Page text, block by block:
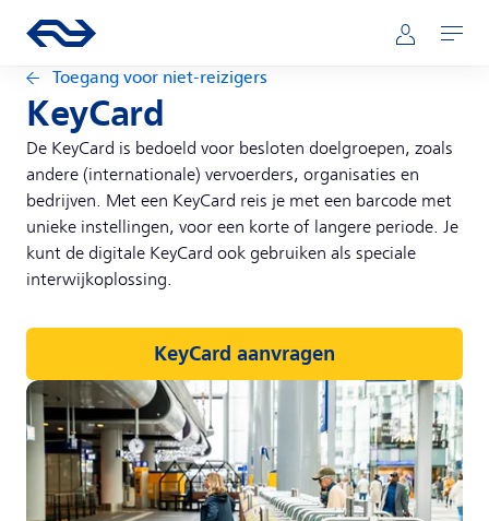
Hoofdnavigatie
Ga naar de homepage van ns.nl Mijn NS
Openen
Toegang voor niet-reizigers
KeyCard
De KeyCard is bedoeld voor besloten doelgroepen, zoals
andere (internationale) vervoerders, organisaties en
bedrijven. Met een KeyCard reis je met een barcode met
unieke instellingen, voor een korte of langere periode. Je
kunt de digitale KeyCard ook gebruiken als speciale
interwijkoplossing.
KeyCard aanvragen